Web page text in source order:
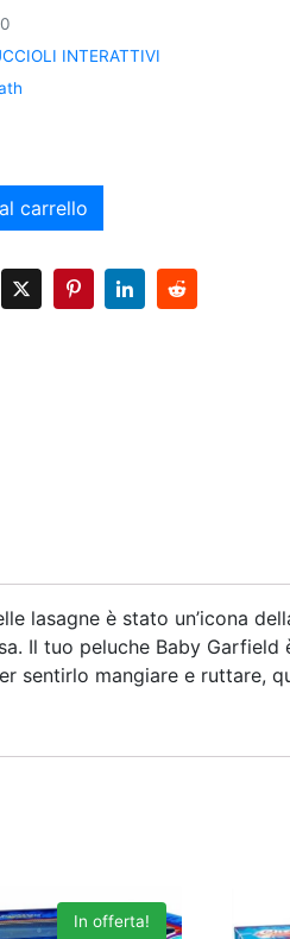
INTERATTIVI
carrello
lasagne è stato un’icona
Il tuo peluche Baby Garfield
sentirlo mangiare e ruttare,
In offerta!